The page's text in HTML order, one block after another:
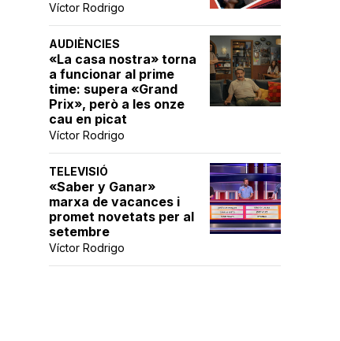
Víctor Rodrigo
AUDIÈNCIES
«La casa nostra» torna
a funcionar al prime
time: supera «Grand
Prix», però a les onze
cau en picat
Víctor Rodrigo
TELEVISIÓ
«Saber y Ganar»
marxa de vacances i
promet novetats per al
setembre
Víctor Rodrigo